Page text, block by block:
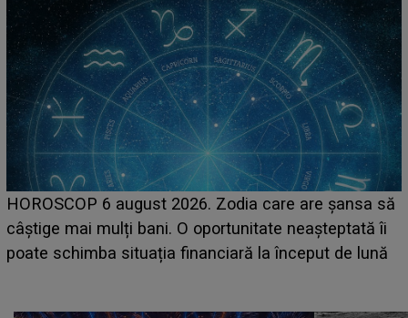
LINE-UP UNTOLD ONE, prima zi. Cine sunt artiștii
care deschid festivalul și de la ce ore au loc cele mai
așteptate concerte pe scena principală?